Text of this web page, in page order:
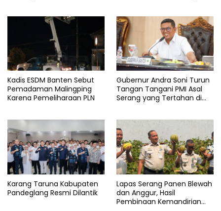
Kadis ESDM Banten Sebut
Pemadaman Malingping
Karena Pemeliharaan PLN
Gubernur Andra Soni Turun
Tangan Tangani PMI Asal
Serang yang Tertahan di
Karang Taruna Kabupaten
Pandeglang Resmi Dilantik
Lapas Serang Panen Blewah
dan Anggur, Hasil
Pembinaan Kemandirian